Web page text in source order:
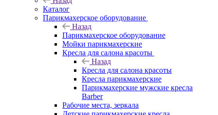
Каталог
Парикмахерское оборудование
Назад
Парикмахерское оборудование
Мойки парикмахерские
Кресла для салона красоты
Назад
Кресла для салона красоты
Кресла парикмахерские
Парикмахерские мужские кресла
Barber
Рабочие места, зеркала